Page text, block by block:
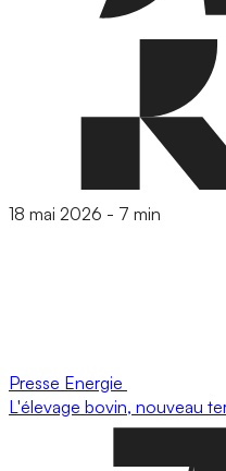
18 mai 2026 - 7 min
Presse Energie
L'élevage bovin, nouveau